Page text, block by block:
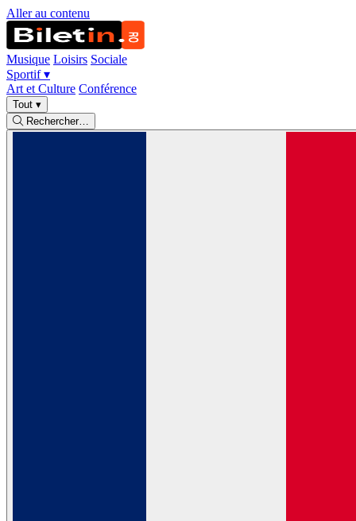
Aller au contenu
Musique Loisirs Sociale
Sportif▾
Art et Culture Conférence
Tout ▾
Rechercher…